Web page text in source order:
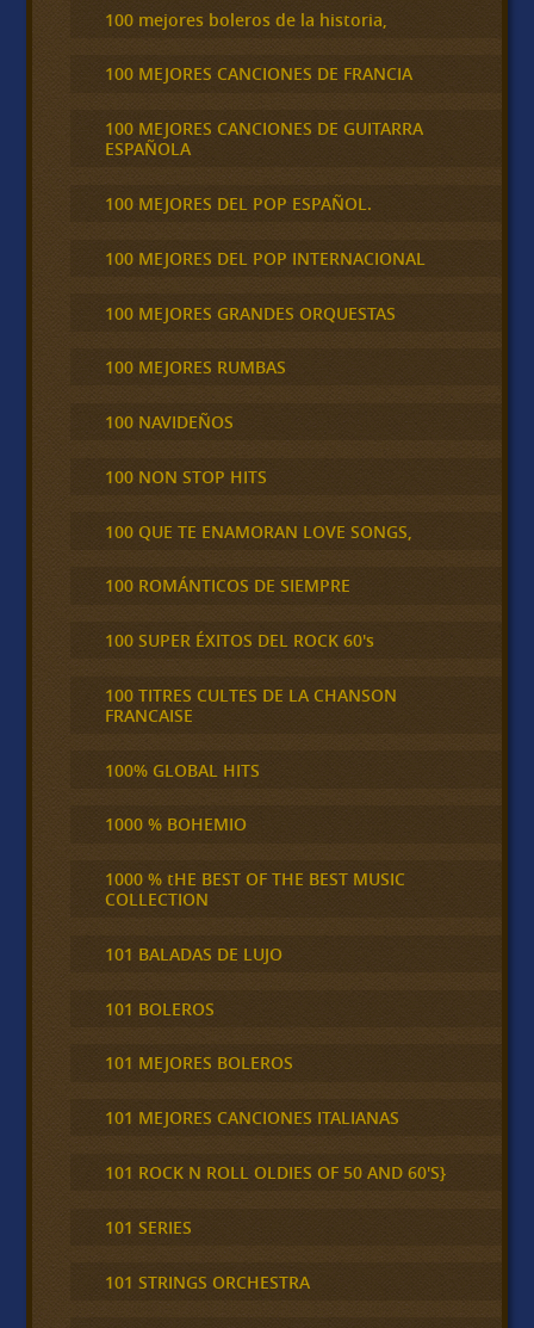
100 mejores boleros de la historia,
100 MEJORES CANCIONES DE FRANCIA
100 MEJORES CANCIONES DE GUITARRA
ESPAÑOLA
100 MEJORES DEL POP ESPAÑOL.
100 MEJORES DEL POP INTERNACIONAL
100 MEJORES GRANDES ORQUESTAS
100 MEJORES RUMBAS
100 NAVIDEÑOS
100 NON STOP HITS
100 QUE TE ENAMORAN LOVE SONGS,
100 ROMÁNTICOS DE SIEMPRE
100 SUPER ÉXITOS DEL ROCK 60's
100 TITRES CULTES DE LA CHANSON
FRANCAISE
100% GLOBAL HITS
1000 % BOHEMIO
1000 % tHE BEST OF THE BEST MUSIC
COLLECTION
101 BALADAS DE LUJO
101 BOLEROS
101 MEJORES BOLEROS
101 MEJORES CANCIONES ITALIANAS
101 ROCK N ROLL OLDIES OF 50 AND 60'S}
101 SERIES
101 STRINGS ORCHESTRA